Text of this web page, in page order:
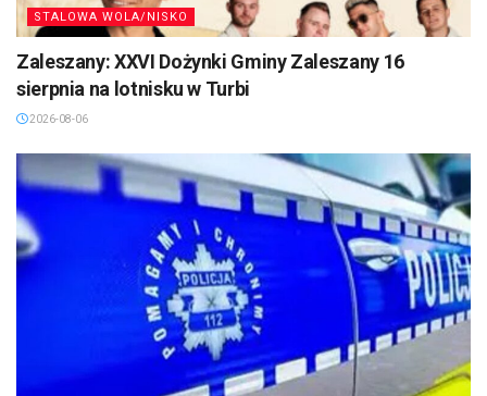
STALOWA WOLA/NISKO
Zaleszany: XXVI Dożynki Gminy Zaleszany 16
sierpnia na lotnisku w Turbi
2026-08-06